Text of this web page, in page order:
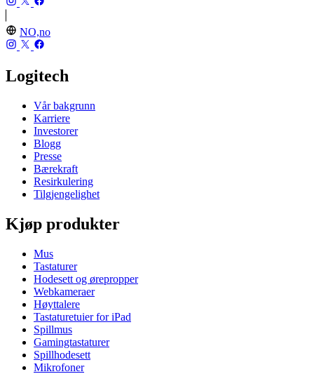
NO,no
Logitech
Vår bakgrunn
Karriere
Investorer
Blogg
Presse
Bærekraft
Resirkulering
Tilgjengelighet
Kjøp produkter
Mus
Tastaturer
Hodesett og ørepropper
Webkameraer
Høyttalere
Tastaturetuier for iPad
Spillmus
Gamingtastaturer
Spillhodesett
Mikrofoner